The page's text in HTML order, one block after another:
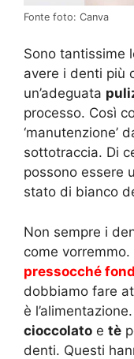
Fonte foto: Canva
Sono tantissime
avere i denti più
un’adeguata
processo. Così
‘manutenzione’
sottotraccia. Di
possono essere
stato di bianco
Non sempre i
come vorremmo.
pressocché
dobbiamo fare
è
cioccolato e tè
denti. Questi